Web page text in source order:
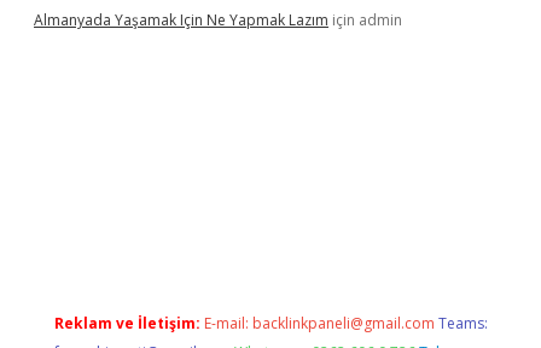
Almanyada Yaşamak Için Ne Yapmak Lazım için admin
Reklam ve İletişim: E-mail: backlinkpaneli@gmail.com Teams: